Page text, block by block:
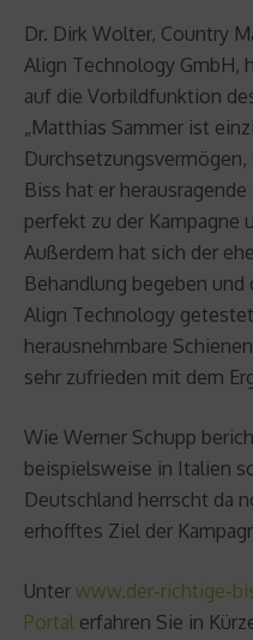
Dr. Dirk Wolter, Country
Align Technology GmbH,
auf die Vorbildfunktion
„Matthias Sammer ist
Biss hat er
perfekt zu der Kampagne
Außerdem hat sich der
Behandlung begeben
Align Technology
herausnehmbare
sehr zufrieden mit dem
Wie Werner Schupp
beispielsweise in Italien
Deutschland herrscht da
erhofftes Ziel der
Unter www.der-richtige-
Portal erfahren Sie in